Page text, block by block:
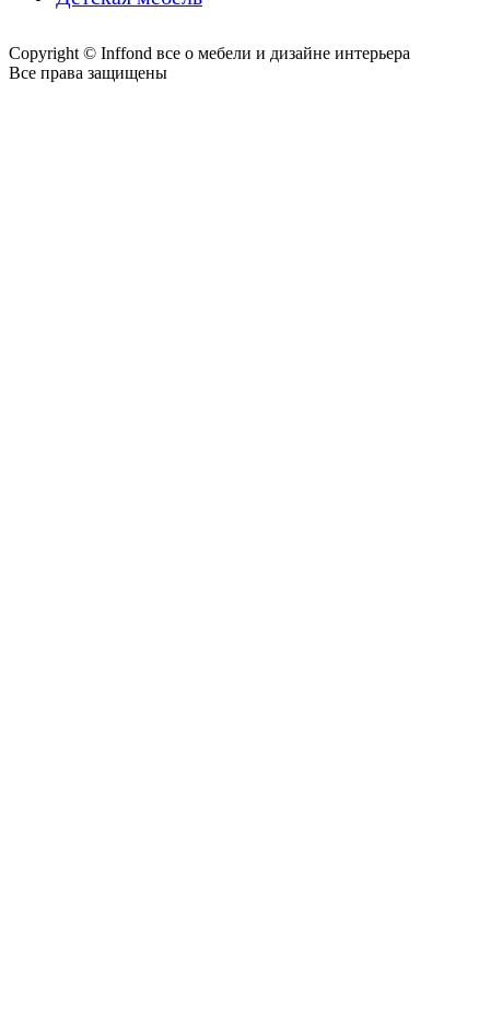
Copyright © Inffond все о мебели и дизайне интерьера
Все права защищены